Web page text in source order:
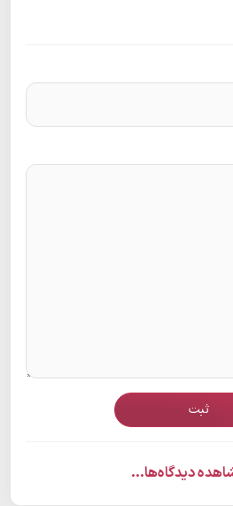
ثبت
دیدگاه‌ها...